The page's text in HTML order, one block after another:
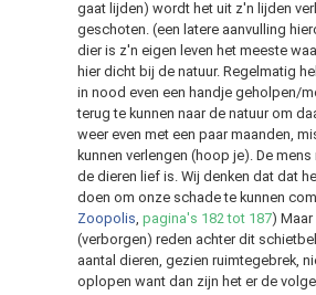
gaat lijden) wordt het uit z'n lijden
geschoten. (een latere aanvulling
dier is z'n eigen leven het meeste
hier dicht bij de natuur. Regelmatig
in nood even een handje geholpen/
terug te kunnen naar de natuur om
weer even met een paar maanden,
kunnen verlengen (hoop je). De
de dieren lief is. Wij denken dat dat
doen om onze schade te kunnen
Zoopolis pagina's 182 tot 187) Maar
(verborgen) reden achter dit
aantal dieren, gezien ruimtegebrek,
oplopen want dan zijn het er de